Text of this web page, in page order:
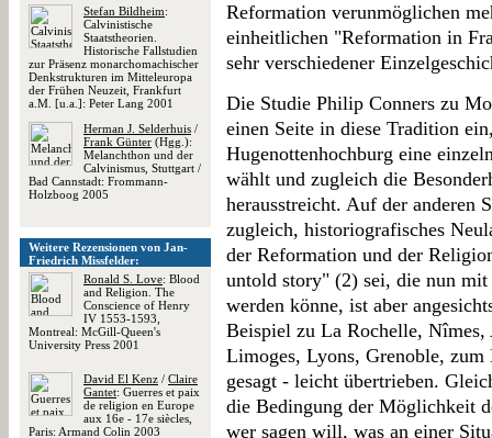
Stefan Bildheim:
Calvinistische
Staatstheorien.
Historische Fallstudien
zur Präsenz monarchomachischer
Denkstrukturen im Mitteleuropa
der Frühen Neuzeit, Frankfurt
a.M. [u.a.]: Peter Lang 2001
Herman J. Selderhuis /
Frank Günter (Hgg.):
Melanchthon und der
Calvinismus, Stuttgart /
Bad Cannstadt: Frommann-
Holzboog 2005
Weitere Rezensionen von Jan-
Friedrich Missfelder:
Ronald S. Love: Blood
and Religion. The
Conscience of Henry
IV 1553-1593,
Montreal: McGill-Queen's
University Press 2001
David El Kenz / Claire
Gantet: Guerres et paix
de religion en Europe
aux 16e - 17e siècles,
Paris: Armand Colin 2003
Reformation verunmöglichen
einheitlichen "Reformation in
sehr verschiedener
Die Studie Philip Conners zu
einen Seite in diese Tradition
Hugenottenhochburg eine
wählt und zugleich die
herausstreicht. Auf der anderen
zugleich, historiografisches
der Reformation und der
untold story" (2) sei, die nun
werden könne, ist aber
Beispiel zu La Rochelle,
Limoges, Lyons, Grenoble,
gesagt - leicht übertrieben.
die Bedingung der Möglichkeit
wer sagen will, was an einer